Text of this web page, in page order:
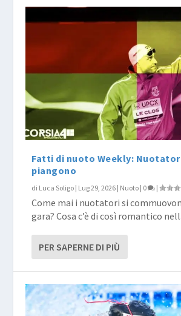
Fatti di nuoto Weekly:
piangono
di Luca Soligo | Lug 29, 2026 | Nuoto | 0 |
Come mai i nuotatori si
gara? Cosa c’è di così romantico
PER SAPERNE DI PIÙ